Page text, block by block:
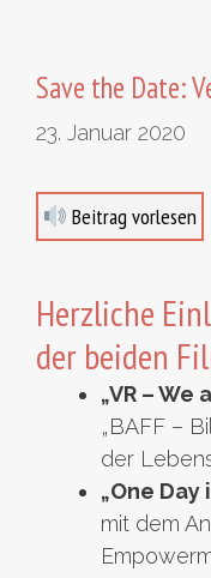
Save the Date:
23. Januar 2020
Beitrag vorlesen
Herzliche
der beiden
„VR – We
„BAFF –
der
„One Day
mit dem